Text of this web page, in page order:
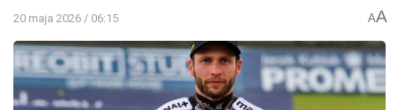
20 maja 2026 / 06:15 AA